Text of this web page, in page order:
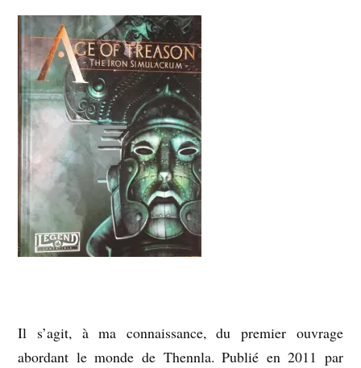
Il s’agit, à ma connaissance, du premier ouvrage
abordant le monde de Thennla. Publié en 2011 par